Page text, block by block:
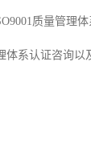
质量管理
系认证咨询以